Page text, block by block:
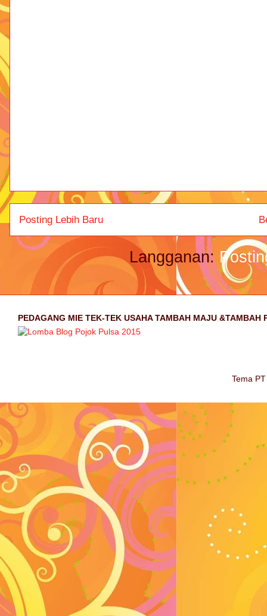
Posting Lebih Baru
Langganan:
PEDAGANG MIE TEK-TEK USAHA TAMBAH MAJU &TAMBAH
Tema